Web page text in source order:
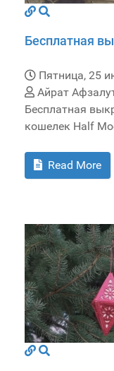
Бесплатная
Пятница, 25
Айрат
Бесплатная
кошелек Half
Read More